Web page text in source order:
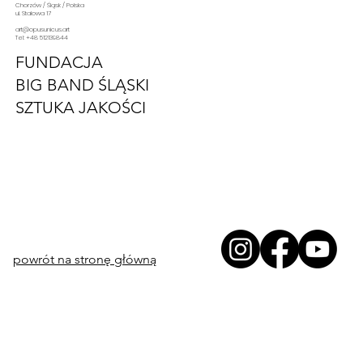
transformacji: Bilbao, Glasgow i
Katowice
art@opusunicus.art
Tel: +48 512139844
Chorzów / Śląsk / Polska
ul. Stalowa 17
FUNDACJA
BIG BAND ŚLĄSKI
SZTUKA JAKOŚCI
powrót na stronę główną